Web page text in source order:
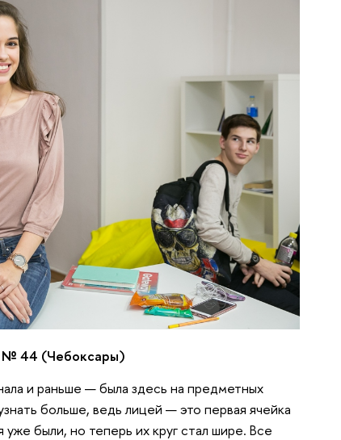
№ 44 (Чебоксары)
и раньше — была здесь на предметных
больше, ведь лицей — это первая ячейка
были, но теперь их круг стал шире. Все